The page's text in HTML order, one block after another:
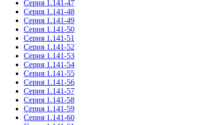
Серия 1.141-47
Серия 1.141-48
Серия 1.141-49
Серия 1.141-50
Серия 1.141-51
Серия 1.141-52
Серия 1.141-53
Серия 1.141-54
Серия 1.141-55
Серия 1.141-56
Серия 1.141-57
Серия 1.141-58
Серия 1.141-59
Серия 1.141-60